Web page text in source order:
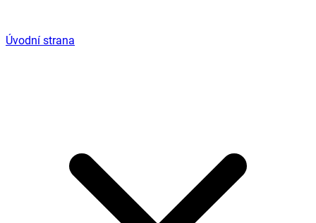
Úvodní strana